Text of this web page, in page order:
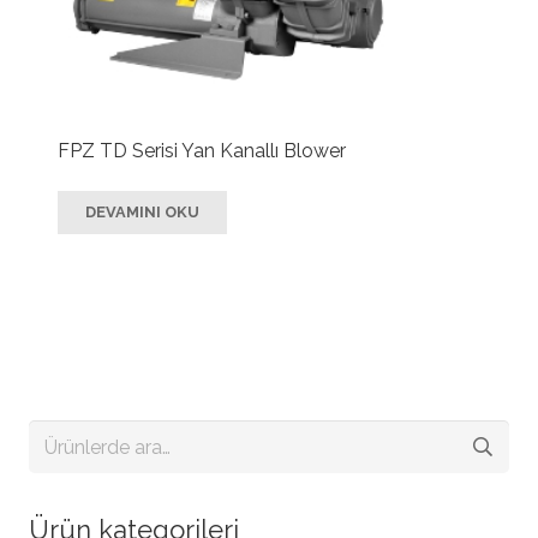
FPZ TD Serisi Yan Kanallı Blower
DEVAMINI OKU
Ara:
Ürün kategorileri